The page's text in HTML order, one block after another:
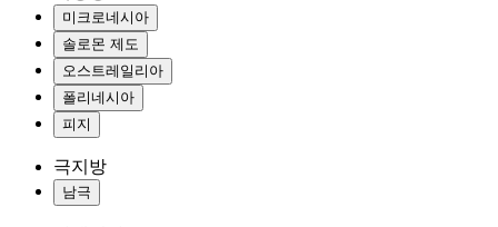
미크로네시아
솔로몬 제도
오스트레일리아
폴리네시아
피지
극지방
남극